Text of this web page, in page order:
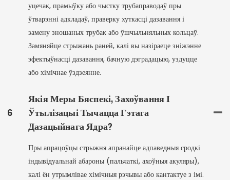
уцечак, прамыўку або чыстку трубаправодаў пры
ўтварэнні адкладаў, праверку хуткасці дазавання і
замену зношаных трубак або ўшчыльняльных кольцаў.
Замяняйце стрыжань раней, калі вы назіраеце зніжэнне
эфектыўнасці дазавання, бачную дэградацыю, уздуцце
або хімічнае ўздзеянне.
6
Якія Меры Бяспекі, Захоўвання І
Ўтылізацыі Тычацца Гэтага
Дазацыйнага Ядра?
Пры апрацоўцы стрыжня апранайце адпаведныя сродкі
індывідуальнай абароны (пальчаткі, ахоўныя акуляры),
калі ён утрымлівае хімічныя рэчывы або кантактуе з імі.